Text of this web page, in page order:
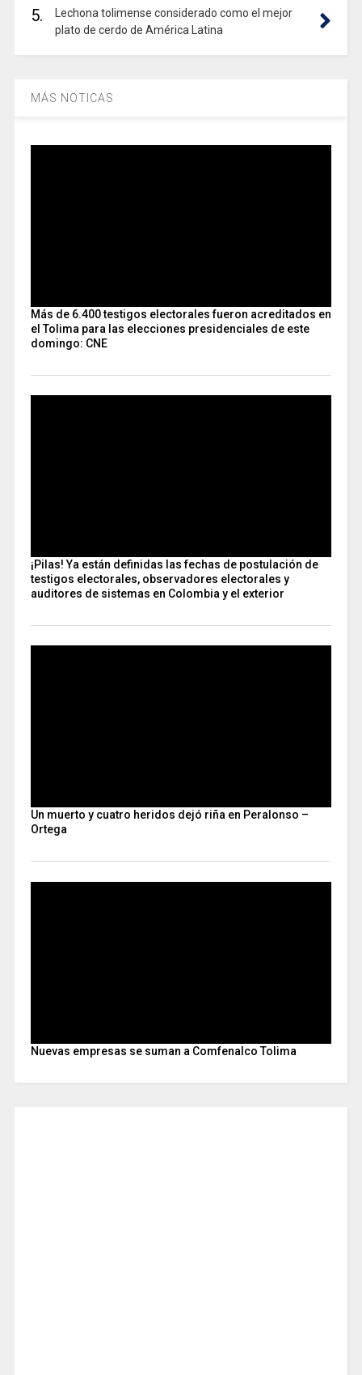
5.
Lechona tolimense considerado como el mejor
plato de cerdo de América Latina
MÁS NOTICAS
Más de 6.400 testigos electorales fueron acreditados en
el Tolima para las elecciones presidenciales de este
domingo: CNE
¡Pilas! Ya están definidas las fechas de postulación de
testigos electorales, observadores electorales y
auditores de sistemas en Colombia y el exterior
Un muerto y cuatro heridos dejó riña en Peralonso –
Ortega
Nuevas empresas se suman a Comfenalco Tolima